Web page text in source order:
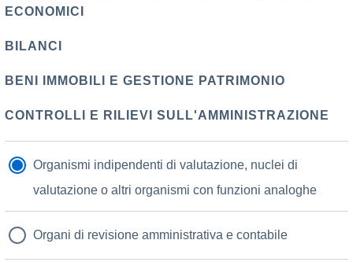
ECONOMICI
BILANCI
BENI IMMOBILI E GESTIONE PATRIMONIO
CONTROLLI E RILIEVI SULL'AMMINISTRAZIONE
Organismi indipendenti di valutazione, nuclei di
valutazione o altri organismi con funzioni analoghe
Organi di revisione amministrativa e contabile